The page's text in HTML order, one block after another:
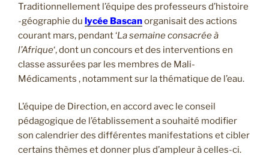
Traditionnellement l’équipe des professeurs d’histoire
-géographie du lycée Bascanorganisait des actions
courant mars, pendant ‘La semaine consacrée à
l’Afrique‘, dont un concours et des interventions en
classe assurées par les membres de Mali-
Médicaments , notamment sur la thématique de l’eau.
L’équipe de Direction, en accord avec le conseil
pédagogique de l’établissement a souhaité modifier
son calendrier des différentes manifestations et cibler
certains thèmes et donner plus d’ampleur à celles-ci.